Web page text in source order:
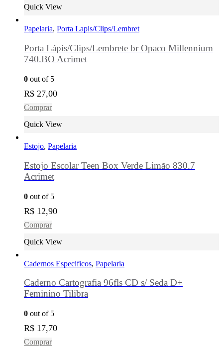
Quick View
Papelaria, Porta Lapis/Clips/Lembret
Porta Lápis/Clips/Lembrete br Opaco Millennium
740.BO Acrimet
0 out of 5
R$ 27,00
Comprar
Quick View
Estojo, Papelaria
Estojo Escolar Teen Box Verde Limão 830.7
Acrimet
0 out of 5
R$ 12,90
Comprar
Quick View
Cadernos Especificos, Papelaria
Caderno Cartografia 96fls CD s/ Seda D+
Feminino Tilibra
0 out of 5
R$ 17,70
Comprar